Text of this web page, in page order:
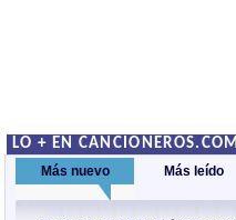
LO + EN CANCIONEROS.COM
Más nuevo Más leído